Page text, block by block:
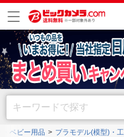
ベビー用品 プラモデル(模型)・